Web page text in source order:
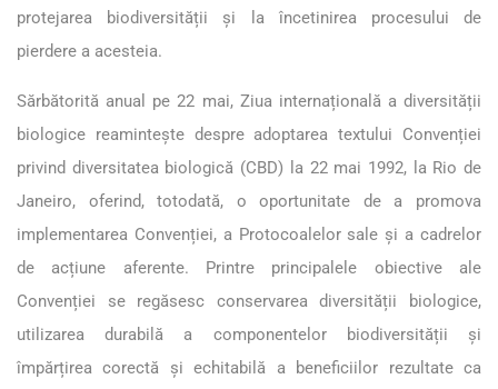
protejarea biodiversității și la încetinirea procesului de
pierdere a acesteia.
Sărbătorită anual pe 22 mai, Ziua internațională a diversității
biologice reamintește despre adoptarea textului Convenției
privind diversitatea biologică (CBD) la 22 mai 1992, la Rio de
Janeiro, oferind, totodată, o oportunitate de a promova
implementarea Convenției, a Protocoalelor sale și a cadrelor
de acțiune aferente. Printre principalele obiective ale
Convenției se regăsesc conservarea diversității biologice,
utilizarea durabilă a componentelor biodiversității și
împărțirea corectă și echitabilă a beneficiilor rezultate ca